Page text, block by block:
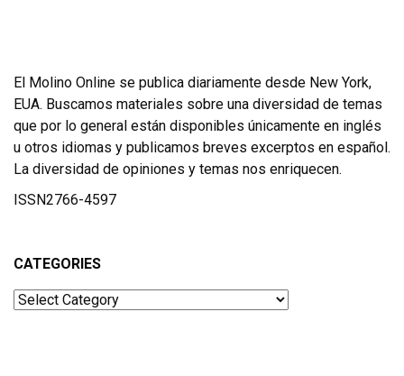
El Molino Online se publica diariamente desde New York,
EUA. Buscamos materiales sobre una diversidad de temas
que por lo general están disponibles únicamente en inglés
u otros idiomas y publicamos breves excerptos en español.
La diversidad de opiniones y temas nos enriquecen.
ISSN2766-4597
CATEGORIES
Categories